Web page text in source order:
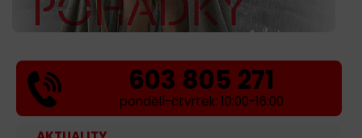
603 805 271
pondělí-čtvrtek: 10:00-16:00